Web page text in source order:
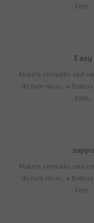
felis,
Mauris convallis sed
dictum risus, a
felis,
Mauris convallis sed
dictum risus, a
felis,